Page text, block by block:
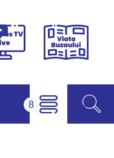
Campus
Viața